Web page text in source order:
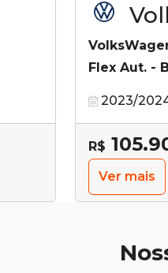
Flex Aut. -
2023/
R$
Ver mais